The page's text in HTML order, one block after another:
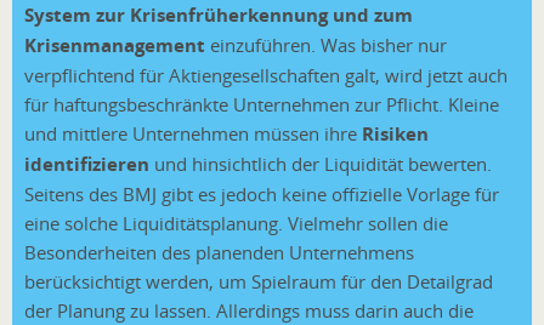
System zur Krisenfrüherkennung und zum
Krisenmanagement einzuführen. Was bisher nur
verpflichtend für Aktiengesellschaften galt, wird jetzt auch
für haftungsbeschränkte Unternehmen zur Pflicht. Kleine
und mittlere Unternehmen müssen ihre Risiken
identifizieren und hinsichtlich der Liquidität bewerten.
Seitens des BMJ gibt es jedoch keine offizielle Vorlage für
eine solche Liquiditätsplanung. Vielmehr sollen die
Besonderheiten des planenden Unternehmens
berücksichtigt werden, um Spielraum für den Detailgrad
der Planung zu lassen. Allerdings muss darin auch die